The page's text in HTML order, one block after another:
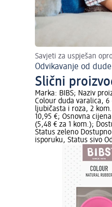
Savjeti za uspješan
Odvikavanje od dude
Slični
Marka: BIBS; Naziv
Colour duda varalica, 6
ljubičasta i roza, 2
10,95 €; Osnovna
(5,48 € za 1 kom.);
Status zeleno
isporuku, Status sivo